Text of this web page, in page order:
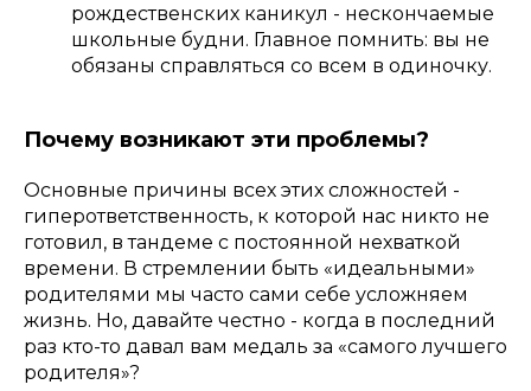
рождественских каникул - нескончаемые
школьные будни. Главное помнить: вы не
обязаны справляться со всем в одиночку.
Почему возникают эти проблемы?
Основные причины всех этих сложностей -
гиперответственность, к которой нас никто не
готовил, в тандеме с постоянной нехваткой
времени. В стремлении быть «идеальными»
родителями мы часто сами себе усложняем
жизнь. Но, давайте честно - когда в последний
раз кто-то давал вам медаль за «самого лучшего
родителя»?